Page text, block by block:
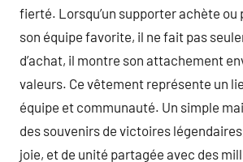
fierté. Lorsqu’un supporter achète ou
son équipe favorite, il ne fait pas
d’achat, il montre son attachement
valeurs. Ce vêtement représente un
équipe et communauté. Un simple
des souvenirs de victoires
joie, et de unité partagée avec des